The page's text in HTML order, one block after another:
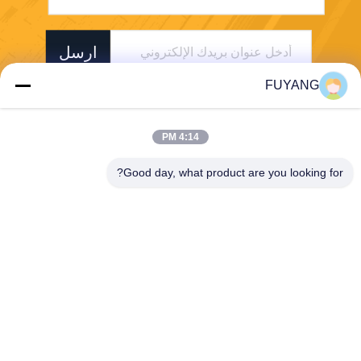
ارسل
Shenzhen FUYANG Technology Group Co.
FUYANG
4:14 PM
Good day, what product are you looking for?